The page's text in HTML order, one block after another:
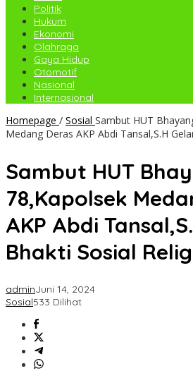
Politik
Hukum
Ekonomi
Olahraga
Gaya Hidup
Otomotif
Nasional
Internasional
Homepage / Sosial Sambut HUT
Medang Deras AKP Abdi Tansal,S.H
Sambut HUT
78,Kapolsek
AKP Abdi
Bhakti Sosial
adminJuni 14, 2024
Sosial533 Dilihat